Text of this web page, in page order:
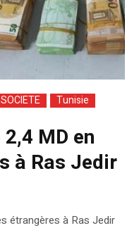
SOCIETE Tunisie
MD en
à Ras Jedir
étrangères à Ras Jedir